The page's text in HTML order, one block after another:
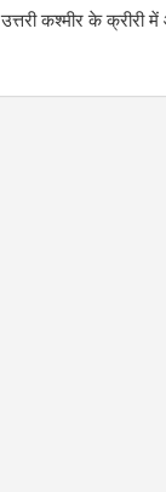
उत्तरी कश्मीर के क्रीरी